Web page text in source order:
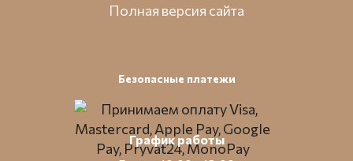
Полная версия сайта
Безопасные платежи
График работы